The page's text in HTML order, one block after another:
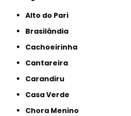
Alto do Pari
Brasilândia
Cachoeirinha
Cantareira
Carandiru
Casa Verde
Chora Menino